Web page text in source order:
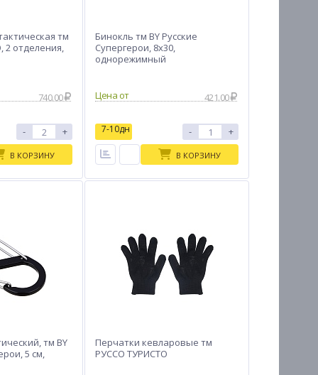
тм
отделения,
740.00
- +
В КОРЗИНУ
Бинокль тм BY Русские
Супергерои, 8х30,
однорежимный
Цена от 421.00
7-10дн - +
В КОРЗИНУ
тм BY
5 см,
Перчатки кевларовые тм
РУССО ТУРИСТО